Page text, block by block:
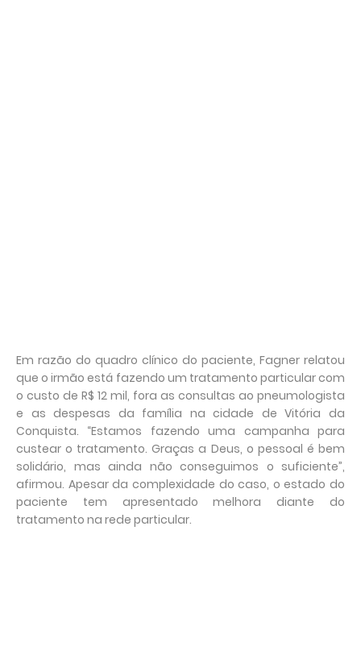
Em razão do quadro clínico do paciente, Fagner relatou
que o irmão está fazendo um tratamento particular com
o custo de R$ 12 mil, fora as consultas ao pneumologista
e as despesas da família na cidade de Vitória da
Conquista. “Estamos fazendo uma campanha para
custear o tratamento. Graças a Deus, o pessoal é bem
solidário, mas ainda não conseguimos o suficiente”,
afirmou. Apesar da complexidade do caso, o estado do
paciente tem apresentado melhora diante do
tratamento na rede particular.